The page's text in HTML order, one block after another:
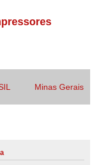
Minas Gerais